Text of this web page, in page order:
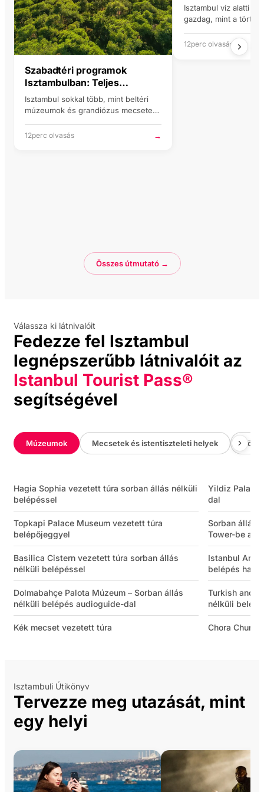
Szabadtéri programok
Isztambulban: Teljes
útmutató (2026)
Isztambul sokkal több, mint beltéri
múzeumok és grandiózus mecsetek.
kontinensre…
12perc olvasás →
útmutató(2026)
Isztambul víz alatti
gazdag, mint a
kivételes…
12perc olvasás
Összes útmutató →
Válassza ki látnivalóit
Fedezze fel Isztambul
legnépszerűbb látnivalóit az
Istanbul Tourist Pass®
segítségével
Múzeumok Mecsetek és istentiszteleti helyek
Hagia Sophia vezetett túra sorban állás nélküli
belépéssel
Topkapi Palace Museum vezetett túra
belépőjeggyel
Basilica Cistern vezetett túra sorban állás
nélküli belépéssel
Dolmabahçe Palota Múzeum – Sorban állás
nélküli belépés audioguide-dal
Kék mecset vezetett túra
Yildiz Palace
dal
Sorban állás
Tower-be
Istanbul
belépés
Turkish and
nélküli
Chora
Isztambuli Útikönyv
Tervezze meg utazását, mint
egy helyi